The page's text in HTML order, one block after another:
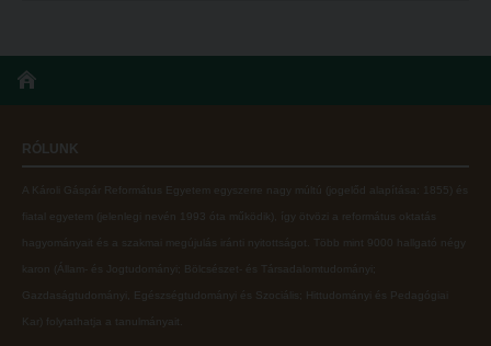
RÓLUNK
A Károli Gáspár Református Egyetem egyszerre nagy múltú (jogelőd alapítása: 1855) és
fiatal egyetem (jelenlegi nevén 1993 óta működik), így ötvözi a református oktatás
hagyományait és a szakmai megújulás iránti nyitottságot. Több mint 9000 hallgató négy
karon ( Állam- és Jogtudományi; Bölcsészet- és Társadalomtudományi;
Gazdaságtudományi, Egészségtudományi és Szociális; Hittudományi és Pedagógiai
Kar ) folytathatja a tanulmányait.